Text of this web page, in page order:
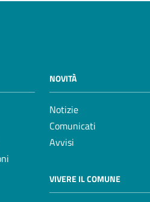
NOVITÀ
Notizie
Comunicati
Avvisi
VIVERE IL COMUNE